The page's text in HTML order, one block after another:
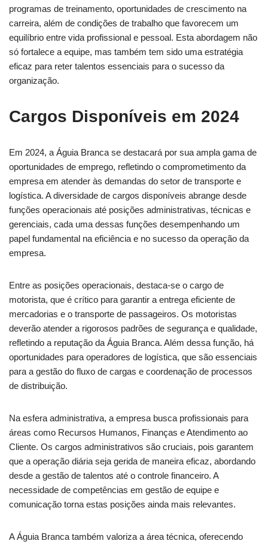
programas de treinamento, oportunidades de crescimento na
carreira, além de condições de trabalho que favorecem um
equilíbrio entre vida profissional e pessoal. Esta abordagem não
só fortalece a equipe, mas também tem sido uma estratégia
eficaz para reter talentos essenciais para o sucesso da
organização.
Cargos Disponíveis em 2024
Em 2024, a Águia Branca se destacará por sua ampla gama de
oportunidades de emprego, refletindo o comprometimento da
empresa em atender às demandas do setor de transporte e
logística. A diversidade de cargos disponíveis abrange desde
funções operacionais até posições administrativas, técnicas e
gerenciais, cada uma dessas funções desempenhando um
papel fundamental na eficiência e no sucesso da operação da
empresa.
Entre as posições operacionais, destaca-se o cargo de
motorista, que é crítico para garantir a entrega eficiente de
mercadorias e o transporte de passageiros. Os motoristas
deverão atender a rigorosos padrões de segurança e qualidade,
refletindo a reputação da Águia Branca. Além dessa função, há
oportunidades para operadores de logística, que são essenciais
para a gestão do fluxo de cargas e coordenação de processos
de distribuição.
Na esfera administrativa, a empresa busca profissionais para
áreas como Recursos Humanos, Finanças e Atendimento ao
Cliente. Os cargos administrativos são cruciais, pois garantem
que a operação diária seja gerida de maneira eficaz, abordando
desde a gestão de talentos até o controle financeiro. A
necessidade de competências em gestão de equipe e
comunicação torna estas posições ainda mais relevantes.
A Águia Branca também valoriza a área técnica, oferecendo